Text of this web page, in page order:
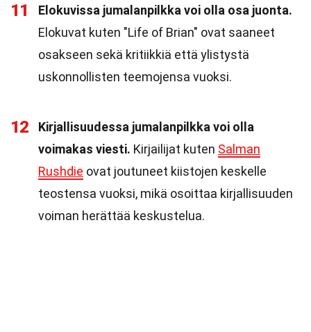
11
Elokuvissa jumalanpilkka voi olla osa juonta.
Elokuvat kuten "Life of Brian" ovat saaneet
osakseen sekä kritiikkiä että ylistystä
uskonnollisten teemojensa vuoksi.
12
Kirjallisuudessa jumalanpilkka voi olla
voimakas viesti. Kirjailijat kuten Salman
Rushdie ovat joutuneet kiistojen keskelle
teostensa vuoksi, mikä osoittaa kirjallisuuden
voiman herättää keskustelua.